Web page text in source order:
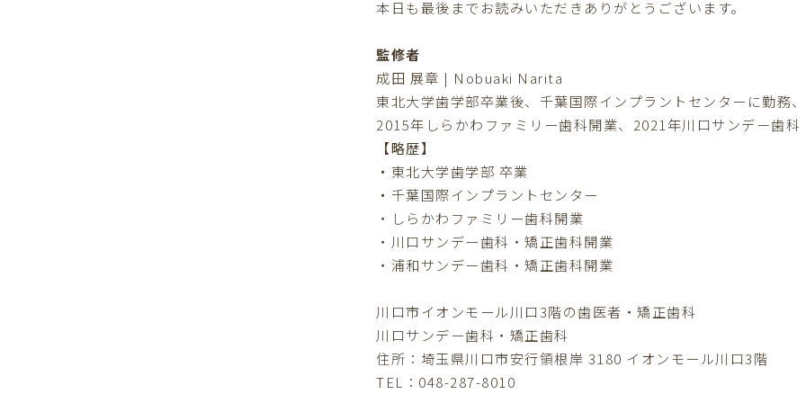
本日も最後までお読みいただきありがとうございます。
監修者
成田 展章 | Nobuaki Narita
東北大学歯学部卒業後、千葉国際インプラントセンターに勤務、
2015年しらかわファミリー歯科開業、2021年川口サンデー歯科
【略歴】
・ 東北大学歯学部 卒業
・ 千葉国際インプラントセンター
・ しらかわファミリー歯科開業
・ 川口サンデー歯科・矯正歯科開業
・ 浦和サンデー歯科・矯正歯科開業
川口市イオンモール川口3階の歯医者・矯正歯科
川口サンデー歯科・矯正歯科
住所： 埼玉県川口市安行領根岸 3180 イオンモール川口3階
TEL：048-287-8010